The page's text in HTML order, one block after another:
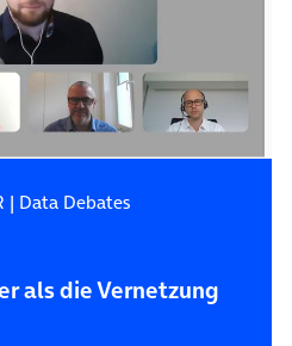
| Data Debates
als die Vernetzung